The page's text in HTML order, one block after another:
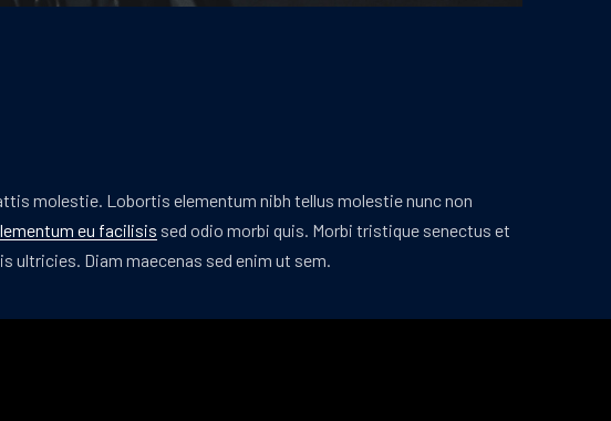
molestie. Lobortis elementum nibh tellus molestie nunc non
eu facilisis sed odio morbi quis. Morbi tristique senectus et
ultricies. Diam maecenas sed enim ut sem.